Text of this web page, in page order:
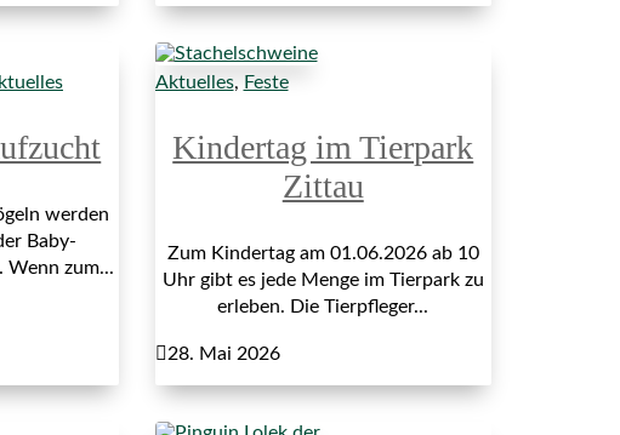
werden
Baby-
Wenn zum...
Aktuelles, Feste
Kindertag im Tierpark
Zittau
Zum Kindertag am 01.06.2026 ab 10
Uhr gibt es jede Menge im Tierpark zu
erleben. Die Tierpfleger...
28. Mai 2026